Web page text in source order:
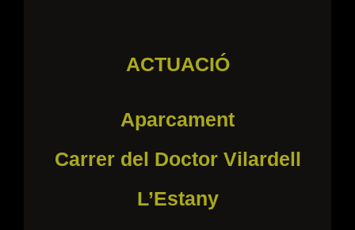
ACTUACIÓ
Aparcament
Carrer del Doctor Vilardell
L’Estany